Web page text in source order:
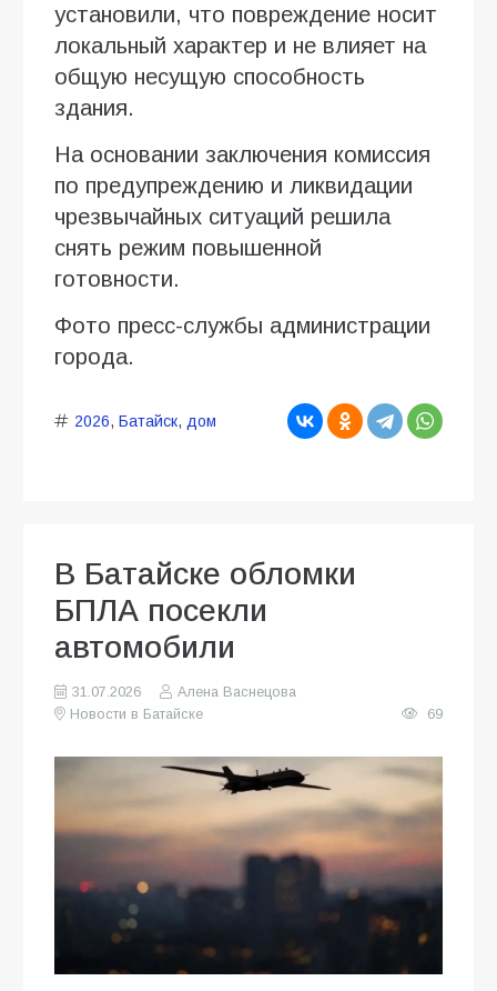
установили, что повреждение носит
локальный характер и не влияет на
общую несущую способность
здания.
На основании заключения комиссия
по предупреждению и ликвидации
чрезвычайных ситуаций решила
снять режим повышенной
готовности.
Фото пресс-службы администрации
города.
2026, Батайск, дом
В Батайске обломки
БПЛА посекли
автомобили
31.07.2026
Алена Васнецова
Новости в Батайске
69